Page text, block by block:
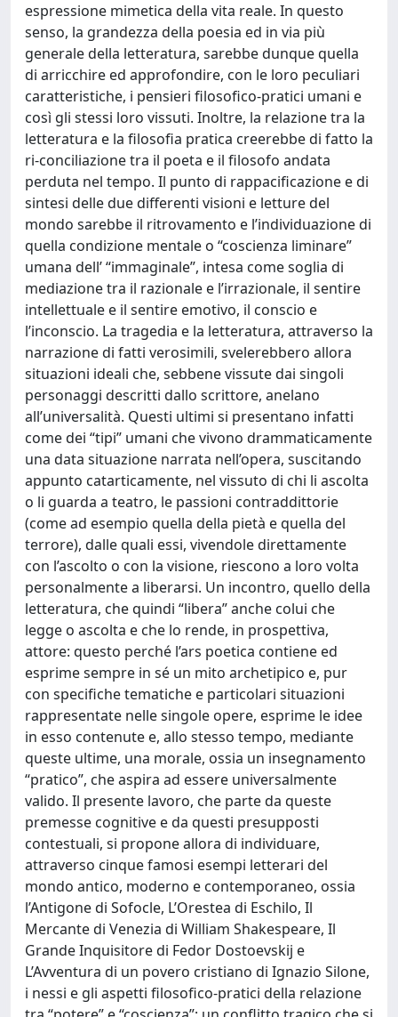
espressione mimetica della vita reale. In questo
senso, la grandezza della poesia ed in via più
generale della letteratura, sarebbe dunque quella
di arricchire ed approfondire, con le loro peculiari
caratteristiche, i pensieri filosofico-pratici umani e
così gli stessi loro vissuti. Inoltre, la relazione tra la
letteratura e la filosofia pratica creerebbe di fatto la
ri-conciliazione tra il poeta e il filosofo andata
perduta nel tempo. Il punto di rappacificazione e di
sintesi delle due differenti visioni e letture del
mondo sarebbe il ritrovamento e l’individuazione di
quella condizione mentale o “coscienza liminare”
umana dell’ “immaginale”, intesa come soglia di
mediazione tra il razionale e l’irrazionale, il sentire
intellettuale e il sentire emotivo, il conscio e
l’inconscio. La tragedia e la letteratura, attraverso la
narrazione di fatti verosimili, svelerebbero allora
situazioni ideali che, sebbene vissute dai singoli
personaggi descritti dallo scrittore, anelano
all’universalità. Questi ultimi si presentano infatti
come dei “tipi” umani che vivono drammaticamente
una data situazione narrata nell’opera, suscitando
appunto catarticamente, nel vissuto di chi li ascolta
o li guarda a teatro, le passioni contraddittorie
(come ad esempio quella della pietà e quella del
terrore), dalle quali essi, vivendole direttamente
con l’ascolto o con la visione, riescono a loro volta
personalmente a liberarsi. Un incontro, quello della
letteratura, che quindi “libera” anche colui che
legge o ascolta e che lo rende, in prospettiva,
attore: questo perché l’ars poetica contiene ed
esprime sempre in sé un mito archetipico e, pur
con specifiche tematiche e particolari situazioni
rappresentate nelle singole opere, esprime le idee
in esso contenute e, allo stesso tempo, mediante
queste ultime, una morale, ossia un insegnamento
“pratico”, che aspira ad essere universalmente
valido. Il presente lavoro, che parte da queste
premesse cognitive e da questi presupposti
contestuali, si propone allora di individuare,
attraverso cinque famosi esempi letterari del
mondo antico, moderno e contemporaneo, ossia
l’Antigone di Sofocle, L’Orestea di Eschilo, Il
Mercante di Venezia di William Shakespeare, Il
Grande Inquisitore di Fedor Dostoevskij e
L’Avventura di un povero cristiano di Ignazio Silone,
i nessi e gli aspetti filosofico-pratici della relazione